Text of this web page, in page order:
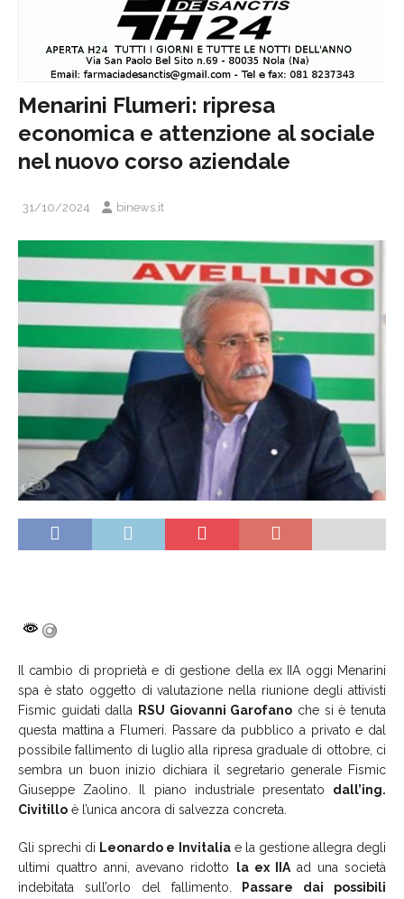
Menarini Flumeri: ripresa
economica e attenzione al sociale
nel nuovo corso aziendale
31/10/2024 binews.it
Il cambio di proprietà e di gestione della ex IIA oggi Menarini
spa è stato oggetto di valutazione nella riunione degli attivisti
Fismic guidati dalla
RSU Giovanni Garofano che si è tenuta
questa mattina a Flumeri. Passare da pubblico a privato e dal
possibile fallimento di luglio alla ripresa graduale di ottobre, ci
sembra un buon inizio dichiara il segretario generale Fismic
Giuseppe Zaolino. Il piano industriale presentato dall’ing.
Civitillo è l’unica ancora di salvezza concreta.
Gli sprechi di Leonardo e Invitaliae la gestione allegra degli
ultimi quattro anni, avevano ridotto
la ex IIAad una società
indebitata sull’orlo del fallimento.
Passare dai possibili